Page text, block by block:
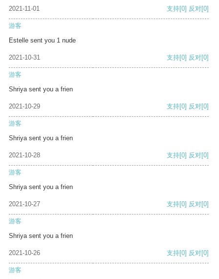
2021-11-01 支持[0] 反对[0]
游客
Estelle sent you 1 nude
2021-10-31 支持[0] 反对[0]
游客
Shriya sent you a frien
2021-10-29 支持[0] 反对[0]
游客
Shriya sent you a frien
2021-10-28 支持[0] 反对[0]
游客
Shriya sent you a frien
2021-10-27 支持[0] 反对[0]
游客
Shriya sent you a frien
2021-10-26 支持[0] 反对[0]
游客